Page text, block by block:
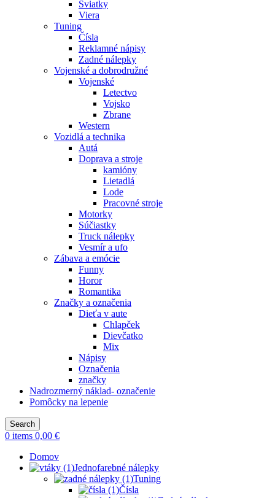
Sviatky
Viera
Tuning
Čísla
Reklamné nápisy
Zadné nálepky
Vojenské a dobrodružné
Vojenské
Letectvo
Vojsko
Zbrane
Western
Vozidlá a technika
Autá
Doprava a stroje
kamióny
Lietadlá
Lode
Pracovné stroje
Motorky
Súčiastky
Truck nálepky
Vesmír a ufo
Zábava a emócie
Funny
Horor
Romantika
Značky a označenia
Dieťa v aute
Chlapček
Dievčatko
Mix
Nápisy
Označenia
značky
Nadrozmerný náklad- označenie
Pomôcky na lepenie
Search
0 items 0,00 €
Domov
Jednofarebné nálepky
Tuning
Čísla